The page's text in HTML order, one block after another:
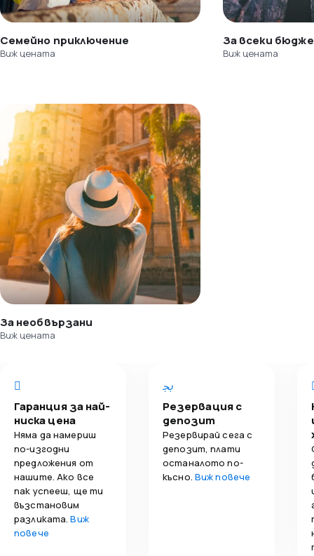
Семейно приключение
Виж цената
За всеки
Виж цената
За необвързани
Виж цената
Гаранция за най-
ниска цена
Няма да намериш
по-изгодни
предложения от
нашите. Ако все
пак успееш, ще ти
възстановим
разликата.Виж
повече
Резервация с
депозит
Резервирай сега с
депозит, плати
останалото по-
късно. Виж повече